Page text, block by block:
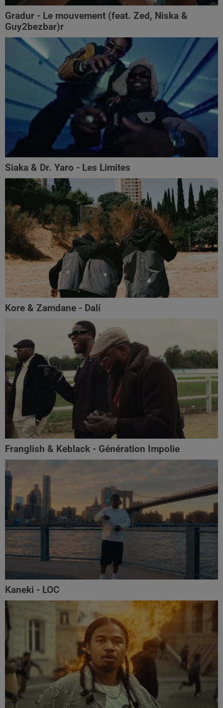
Gradur - Le mouvement (feat. Zed, Niska &
Guy2bezbar)r
Siaka & Dr. Yaro - Les Limites
Kore & Zamdane - Dalí
Franglish & Keblack - Génération Impolie
Kaneki - LOC